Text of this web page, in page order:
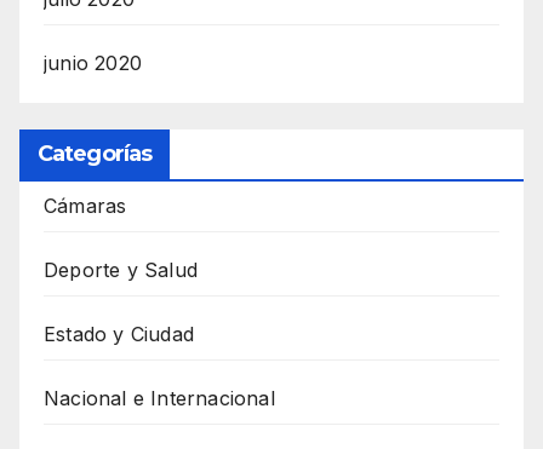
junio 2020
Categorías
Cámaras
Deporte y Salud
Estado y Ciudad
Nacional e Internacional